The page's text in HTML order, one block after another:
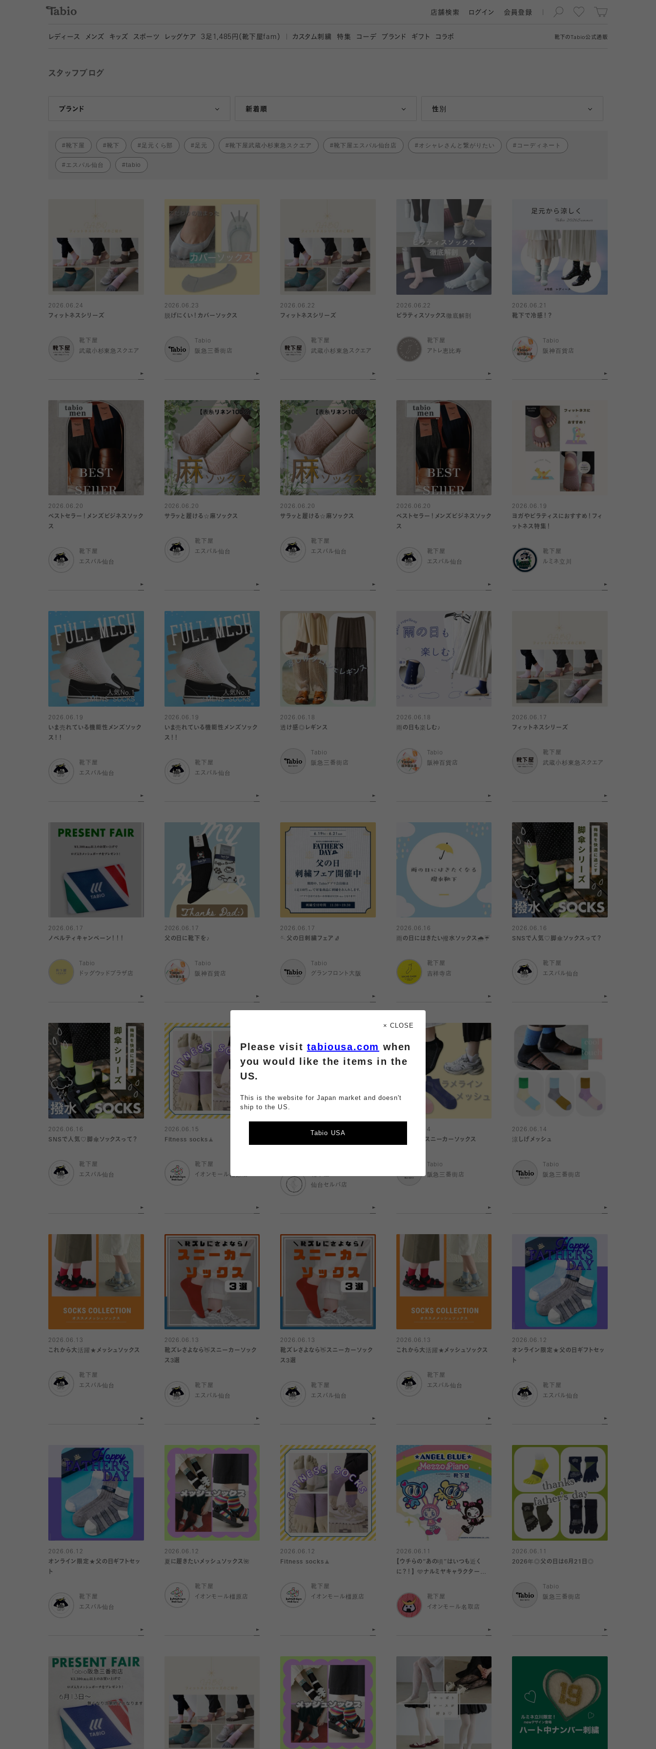
靴下の Tabio公式通販
店舗検索 ログイン 会員登録
レディース メンズ キッズ スポーツ レッグケア 3 足1,485円（靴下屋fam） カスタム刺繍 特集 コーデ ブランド ギフト コラボ
スタッフブログ
ブランド
Tabio 新着順
人気ランキング順 性別
女性
靴下屋 靴下 足元くら部 足元 靴下屋武蔵小杉東急スクエア 靴下屋エスパル仙台店 オシャレさんと繋がりたい コーディネート
エスパル仙台 tabio
2026.06.24
フィットネスシリーズ
靴下屋
武蔵小杉東急スクエア
2026.06.23
脱げにくい！カバーソックス
Tabio
阪急三番街店
2026.06.22
フィットネスシリーズ
靴下屋
武蔵小杉東急スクエア
2026.06.22
ピラティスソックス徹底解剖
靴下屋
アトレ恵比寿
2026.06.21
靴下で冷感！？
Tabio
阪神百貨店
2026.06.20
ベストセラー！メンズビジネスソック
ス
靴下屋
エスパル仙台
2026.06.20
サラッと履ける☆麻ソックス
靴下屋
エスパル仙台
2026.06.20
サラッと履ける☆麻ソックス
靴下屋
エスパル仙台
2026.06.20
ベストセラー！メンズビジネスソック
ス
靴下屋
エスパル仙台
2026.06.19
ヨガやピラティスにおすすめ！フィ
ットネス特集！
靴下屋
ルミネ立川
2026.06.19
いま売れている機能性メンズソック
ス！！
靴下屋
エスパル仙台
2026.06.19
いま売れている機能性メンズソック
ス！！
靴下屋
エスパル仙台
2026.06.18
透け感◎レギンス
Tabio
阪急三番街店
2026.06.18
雨の日も楽しむ♪
Tabio
阪神百貨店
2026.06.17
フィットネスシリーズ
靴下屋
武蔵小杉東急スクエア
2026.06.17
ノベルティキャンペーン！！！
Tabio
ドッグウッドプラザ店
2026.06.17
父の日に靴下を♪
Tabio
阪神百貨店
2026.06.17
🪡父の日刺繍フェア🧦
Tabio
グランフロント大阪
2026.06.16
雨の日にはきたい撥水ソックス🌧️☔️
靴下屋
吉祥寺店
2026.06.16
SNSで人気♡脚傘ソックスって？
靴下屋
エスパル仙台
2026.06.16
SNSで人気♡脚傘ソックスって？
靴下屋
エスパル仙台
2026.06.15
Fitness socks🧘
靴下屋
イオンモール橿原店
2026.06.15
靴下屋
仙台セルバ店
2026.06.14
メッシュ◎スニーカーソックス
Tabio
阪急三番街店
2026.06.14
涼しげメッシュ
Tabio
阪急三番街店
2026.06.13
これから大活躍★メッシュソックス
靴下屋
エスパル仙台
2026.06.13
靴ズレさよなら👋スニーカーソック
ス3選
靴下屋
エスパル仙台
2026.06.13
靴ズレさよなら👋スニーカーソック
ス3選
靴下屋
エスパル仙台
2026.06.13
これから大活躍★メッシュソックス
靴下屋
エスパル仙台
2026.06.12
オンライン限定★父の日ギフトセッ
ト
靴下屋
エスパル仙台
2026.06.12
オンライン限定★父の日ギフトセッ
ト
靴下屋
エスパル仙台
2026.06.12
夏に履きたいメッシュソックス🌺
靴下屋
イオンモール橿原店
2026.06.12
Fitness socks🧘
靴下屋
イオンモール橿原店
2026.06.11
【ウチらの“あの頃”はいつも近く
に？！】 🩵ナルミヤキャラクターズ×
靴下屋
イオンモール名取店
2026.06.11
2026年◎父の日は6月21日◎
Tabio
阪急三番街店
× CLOSE
Please visit tabiousa.com when
you would like the items in the
US.
This is the website for Japan market and doesn't
ship to the US.
Tabio USA